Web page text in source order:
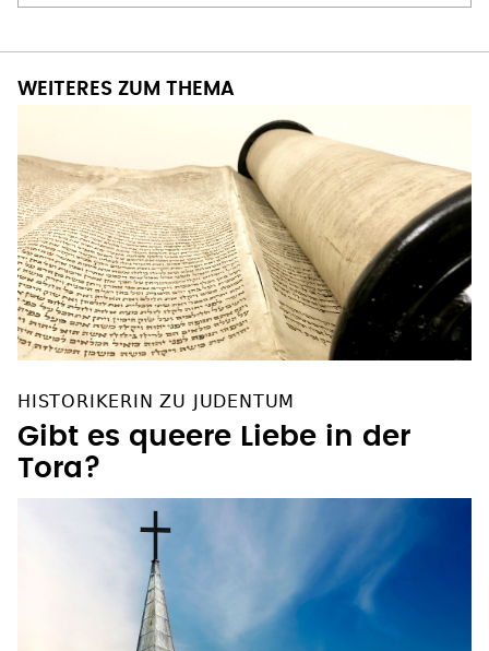
WEITERES ZUM THEMA
HISTORIKERIN ZU JUDENTUM
Gibt es queere Liebe in der
Tora?